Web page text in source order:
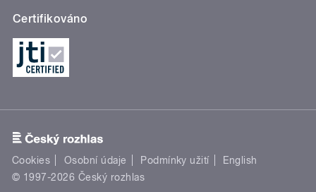
Certifikováno
Cookies Osobní údaje Podmínky užití
English
© 1997-2026 Český rozhlas